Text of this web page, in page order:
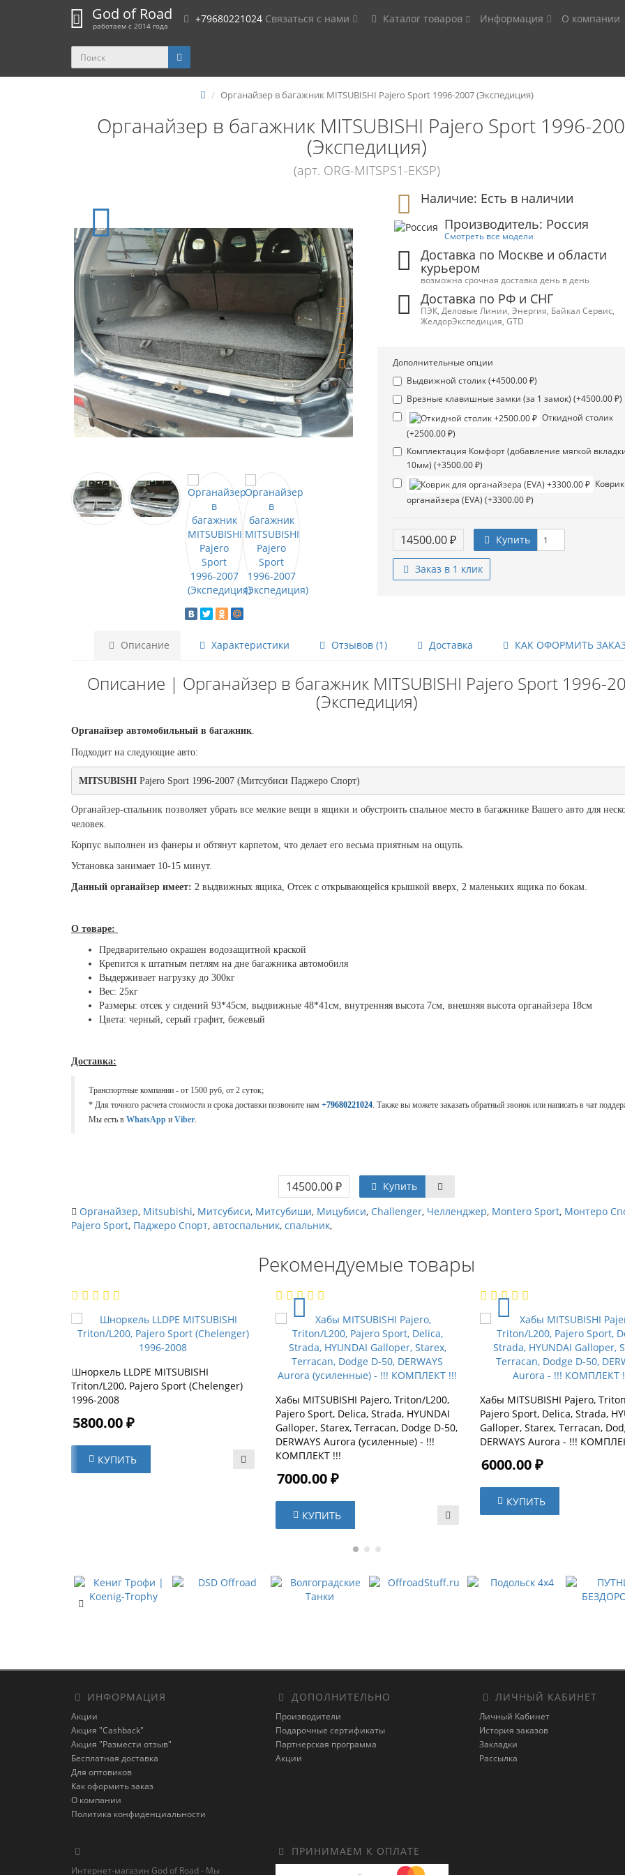
God of Road
работаем с 2014 года
+79680221024 Связаться с нами Каталог товаров Информация О компании
Органайзер в багажник MITSUBISHI Pajero Sport 1996-2007 (Экспедиция)
Органайзер в багажник MITSUBISHI Pajero Sport 1996-
(Экспедиция)
(арт. ORG-MITSPS1-EKSP)
Наличие: Есть в наличии
Производитель: Россия
Смотреть все модели
Доставка по Москве и области
курьером
возможна срочная доставка день в день
Доставка по РФ и СНГ
ПЭК, Деловые Линии, Энергия, Байкал Сервис,
ЖелдорЭкспедиция, GTD
Дополнительные опции
Выдвижной столик (+4500.00 ₽)
Врезные клавишные замки (за 1 замок) (+4500.00 ₽)
Откидной столик
(+2500.00 ₽)
Комплектация Комфорт (добавление мягкой
10мм) (+3500.00 ₽)
органайзера (EVA) (+3300.00 ₽)
14500.00 ₽ Купить
Заказ в 1 клик
Описание Характеристики Отзывов (1) Доставка КАК ОФОРМИТЬ
Описание | Органайзер в багажник MITSUBISHI Pajero Sport 1996-
(Экспедиция)
Органайзер автомобильный в багажник.
Подходит на следующие авто:
MITSUBISHI Pajero Sport 1996-2007 (Митсубиси Паджеро Спорт)
Органайзер-спальник позволяет убрать все мелкие вещи в ящики и обустроить спальное место в багажнике Вашего авто для
человек.
Корпус выполнен из фанеры и обтянут карпетом, что делает его весьма приятным на ощупь.
Установка занимает 10-15 минут.
Данный органайзер имеет: 2 выдвижных ящика, Отсек с открывающейся крышкой вверх, 2 маленьких ящика по бокам.
О товаре:
Предварительно окрашен водозащитной краской
Крепится к штатным петлям на дне багажника автомобиля
Выдерживает нагрузку до 300кг
Вес: 25кг
Размеры: отсек у сидений 93*45см, выдвижные 48*41см, внутренняя высота 7см, внешняя высота органайзера 18см
Цвета: черный, серый графит, бежевый
Доставка:
Транспортные компании - от 1500 руб, от 2 суток;
* Для точного расчета стоимости и срока доставки позвоните нам +79680221024. Также вы можете заказать обратный звонок или написать в чат
Мы есть в WhatsApp и Viber.
14500.00 ₽
Купить
Органайзер, Mitsubishi, Митсубиси, Митсубиши, Мицубиси, Challenger, Челленджер, Montero Sport, Монтеро
Pajero Sport, Паджеро Спорт, автоспальник, спальник,
Рекомендуемые товары
Шноркель LLDPE MITSUBISHI
Triton/L200, Pajero Sport (Сhelenger)
1996-2008
5800.00 ₽
КУПИТЬ
Хабы MITSUBISHI Pajero, Triton/L200,
Pajero Sport, Delica, Strada, HYUNDAI
Galloper, Starex, Terracan, Dodge D-50,
DERWAYS Aurora (усиленные) - !!!
КОМПЛЕКТ !!!
7000.00 ₽
КУПИТЬ
Хабы MITSUBISHI Pajero,
Pajero Sport, Delica, Strada,
Galloper, Starex, Terracan,
DERWAYS Aurora - !!!
6000.00 ₽
КУПИТЬ
ИНФОРМАЦИЯ
Акции
Акция "Cashback"
Акция "Размести отзыв"
Бесплатная доставка
Для оптовиков
Как оформить заказ
О компании
Политика конфиденциальности
ДОПОЛНИТЕЛЬНО
Производители
Подарочные сертификаты
Партнерская программа
Акции
ЛИЧНЫЙ КАБИНЕТ
Личный Кабинет
История заказов
Закладки
Рассылка
Интернет-магазин God of Road - Мы
ПРИНИМАЕМ К ОПЛАТЕ